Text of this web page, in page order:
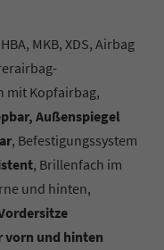
MKB, XDS, Airbag
mit Kopfairbag,
Außenspiegel
, Befestigungssystem
, Brillenfach im
und hinten,
vorn und hinten